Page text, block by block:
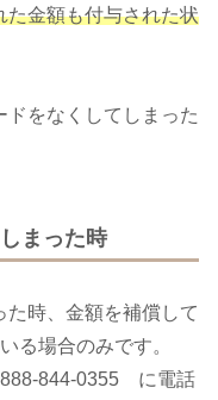
た金額も付与された状
をなくしてしまった
まった時
時、金額を補償して
る場合のみです。
888-844-0355 に電話